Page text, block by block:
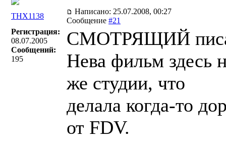
THX1138
Написано: 25.07.2008, 00:27
Сообщение #21
Регистрация:
08.07.2005
Сообщений:
195
СМОТРЯЩИЙ
Нева фильм здесь
же студии, что
делала когда-то
от FDV.